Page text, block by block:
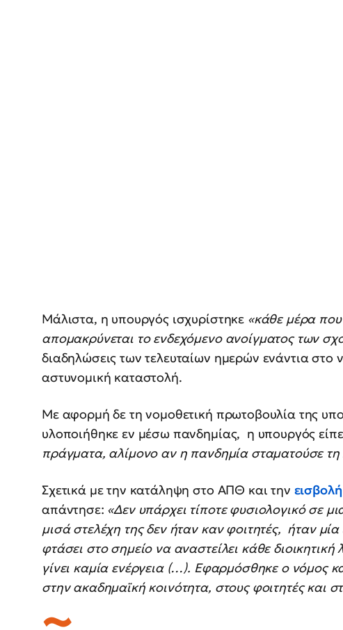
Μάλιστα, η υπουργός ισχυρίστηκε «κάθε μέρα που
απομακρύνεται το ενδεχόμενο ανοίγματος των
διαδηλώσεις των τελευταίων ημερών ενάντια στο
αστυνομική καταστολή.
Με αφορμή δε τη νομοθετική πρωτοβουλία της
υλοποιήθηκε εν μέσω πανδημίας, η υπουργός
πράγματα, αλίμονο αν η πανδημία σταματούσε τη
Σχετικά με την κατάληψη στο ΑΠΘ και την
απάντησε: «Δεν υπάρχει τίποτε φυσιολογικό σε
μισά στελέχη της δεν ήταν καν φοιτητές, ήταν
φτάσει στο σημείο να αναστείλει κάθε
γίνει καμία ενέργεια (…). Εφαρμόσθηκε ο νόμος
στην ακαδημαϊκή κοινότητα, στους φοιτητές και